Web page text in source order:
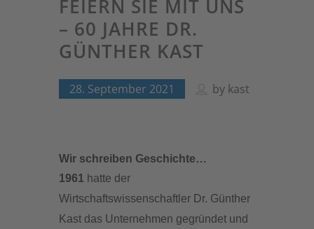
FEIERN SIE MIT UNS
– 60 JAHRE DR.
GÜNTHER KAST
28. September 2021 by kast
Wir schreiben Geschichte…
1961 hatte der
Wirtschaftswissenschaftler Dr. Günther
Kast das Unternehmen gegründet und